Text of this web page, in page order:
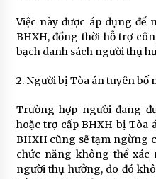
Việc này được áp dụng
BHXH, đồng thời hỗ trợ
bạch danh sách người thụ
2. Người bị Tòa án tuyên bố
Trường hợp người đang
hoặc trợ cấp BHXH bị Tòa
BHXH cũng sẽ tạm ngừng
chức năng không thể
người thụ hưởng, do đó